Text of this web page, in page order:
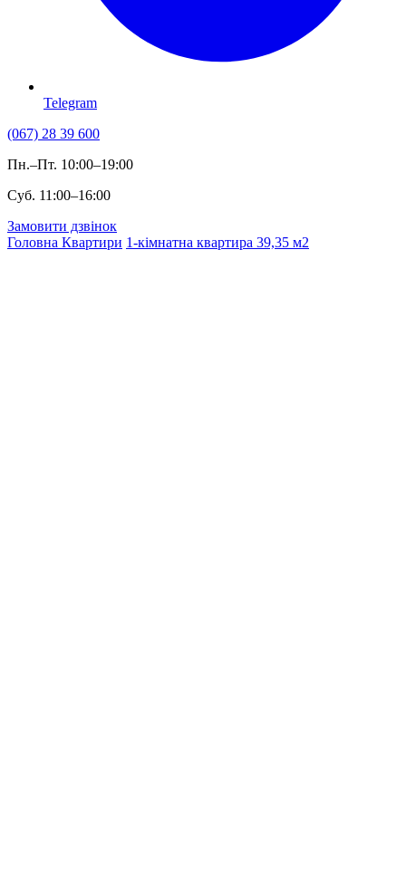
Telegram
(067) 28 39 600
Пн.–Пт. 10:00–19:00
Суб. 11:00–16:00
Замовити дзвінок
Головна Квартири 1-кімнатна квартира 39,35 м2